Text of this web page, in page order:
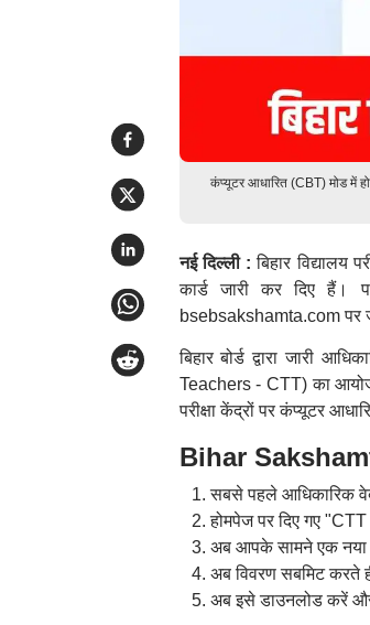
कंप्यूटर आधारित (CBT) मोड में
नई दिल्ली :बिहार विद्यालय
कार्ड जारी कर दिए हैं।
bsebsakshamta.com पर
बिहार बोर्ड द्वारा जारी
Teachers - CTT) का
परीक्षा केंद्रों पर कंप्यूटर
Bihar
सबसे पहले आधिकारिक
होमपेज पर दिए गए
अब आपके सामने एक नया
अब विवरण सबमिट करते
अब इसे डाउनलोड करें और